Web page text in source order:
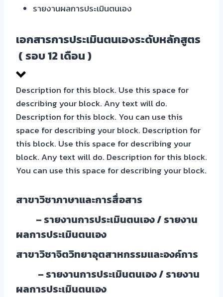
รายงานผลการประเมินตนเอง
เอกสารการประเมินตนเองระดับหลักสูตร
( รอบ 12 เดือน )
Description for this block. Use this space for
describing your block. Any text will do.
Description for this block. You can use this
space for describing your block. Description for
this block. Use this space for describing your
block. Any text will do. Description for this block.
You can use this space for describing your block.
สาขาวิชาภาษาและการสื่อสาร
– รายงานการประเมินตนเอง / รายงาน
ผลการประเมินตนเอง
สาขาวิชาจิตวิทยาอุตสาหกรรมและองค์การ
– รายงานการประเมินตนเอง / รายงาน
ผลการประเมินตนเอง